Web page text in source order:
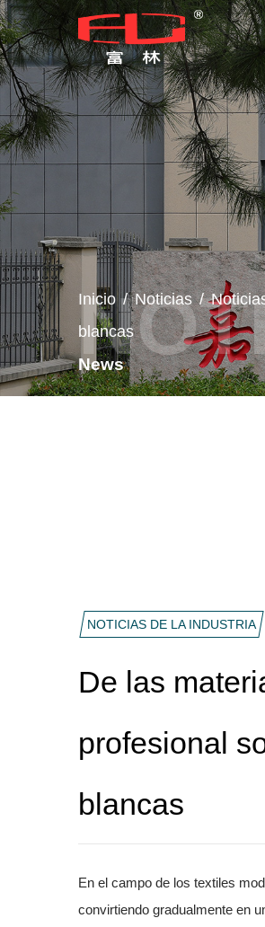
Inicio /Noticias/
blancas
News
NOTICIAS DE LA INDUSTRIA
De las
profesional
blancas
En el campo de los textiles
convirtiendo gradualmente en